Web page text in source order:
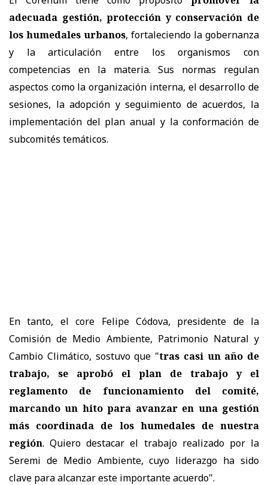
adecuada gestión, protección y conservación de
los humedales urbanos, fortaleciendo la gobernanza
y la articulación entre los organismos con
competencias en la materia. Sus normas regulan
aspectos como la organización interna, el desarrollo de
sesiones, la adopción y seguimiento de acuerdos, la
implementación del plan anual y la conformación de
subcomités temáticos.
En tanto, el core Felipe Códova, presidente de la
Comisión de Medio Ambiente, Patrimonio Natural y
Cambio Climático, sostuvo que "tras casi un año de
trabajo, se aprobó el plan de trabajo y el
reglamento de funcionamiento del comité,
marcando un hito para avanzar en una gestión
más coordinada de los humedales de nuestra
región. Quiero destacar el trabajo realizado por la
Seremi de Medio Ambiente, cuyo liderazgo ha sido
clave para alcanzar este importante acuerdo".